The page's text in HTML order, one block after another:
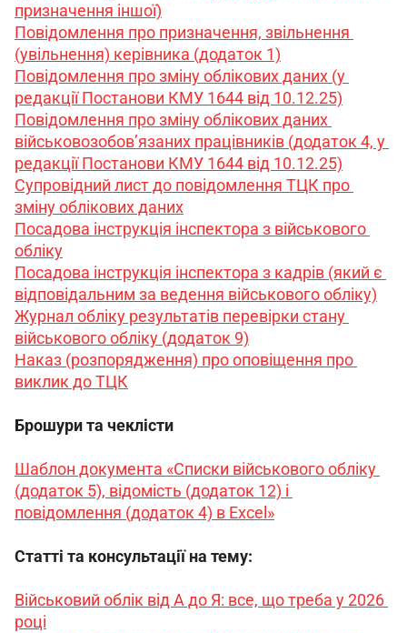
призначення іншої)
Повідомлення про призначення, звільнення
(увільнення) керівника (додаток 1)
Повідомлення про зміну облікових даних (у
редакції Постанови КМУ 1644 від 10.12.25)
Повідомлення про зміну облікових даних
військовозобов’язаних працівників (додаток 4, у
редакції Постанови КМУ 1644 від 10.12.25)
Супровідний лист до повідомлення ТЦК про
зміну облікових даних
Посадова інструкція інспектора з військового
обліку
Посадова інструкція інспектора з кадрів (який є
відповідальним за ведення військового обліку)
Журнал обліку результатів перевірки стану
військового обліку (додаток 9)
Наказ (розпорядження) про оповіщення про
виклик до ТЦК
Брошури та чеклісти
Шаблон документа «Списки військового обліку
(додаток 5), відомість (додаток 12) і
повідомлення (додаток 4) в Excel»
Статті та консультації на тему:
Військовий облік від А до Я: все, що треба у 2026
році